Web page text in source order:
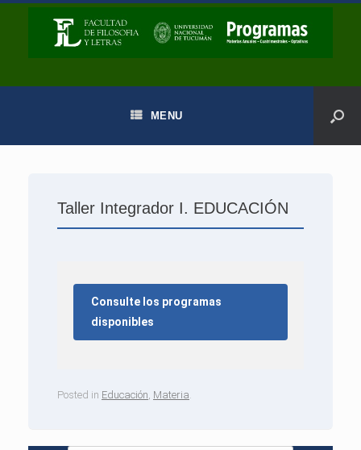
MENU
Taller Integrador I. EDUCACIÓN
Consulte los programas
disponibles
Posted in Educación Materia